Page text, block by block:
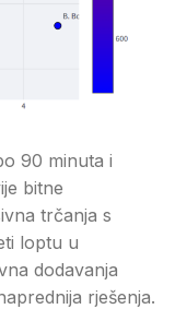
90 minuta i
bitne
trčanja s
loptu u
dodavanja
rješenja.